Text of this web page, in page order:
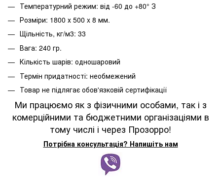
Температурний режим: від -60 до +80° З
Розміри: 1800 х 500 x 8 мм.
Щільність, кг/м3: 33
Вага: 240 гр.
Кількість шарів: одношаровий
Термін придатності: необмежений
Товар не підлягає обов'язковій сертифікації
Ми працюємо як з фізичними особами, так і з
комерційними та бюджетними організаціями в
тому числі і через Прозорро!
Потрібна консультація? Напишіть нам